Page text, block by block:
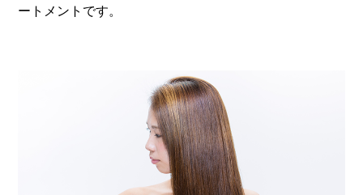
ートメントです。